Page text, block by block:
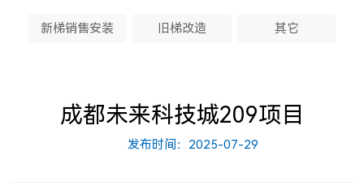
新梯销售安装 旧梯改造 其它
成都未来科技城209项目
发布时间：2025-07-29